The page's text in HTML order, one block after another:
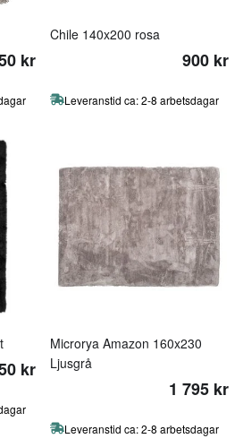
kr
Chile 140x200 rosa
900 kr
Leveranstid ca: 2-8 arbetsdagar
kr
Microrya Amazon 160x230
Ljusgrå
1 795 kr
Leveranstid ca: 2-8 arbetsdagar